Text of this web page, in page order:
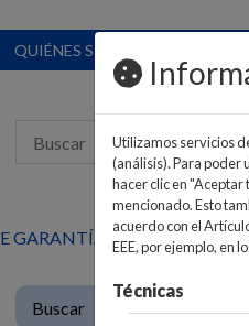
QUIÉNES SOMOS
GARANTÍA
Utilizamos servicios
(análisis). Para poder
hacer clic en
mencionado. Esto
acuerdo con el
EEE, por ejemplo, en
Técnicas